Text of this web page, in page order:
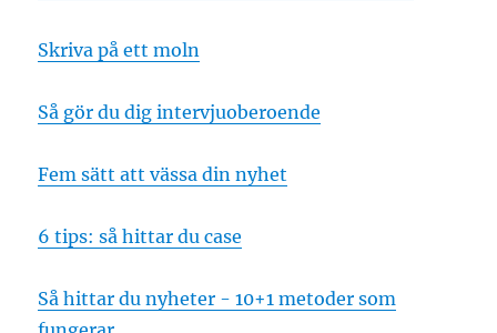
Skriva på ett moln
Så gör du dig intervjuoberoende
Fem sätt att vässa din nyhet
6 tips: så hittar du case
Så hittar du nyheter - 10+1 metoder som